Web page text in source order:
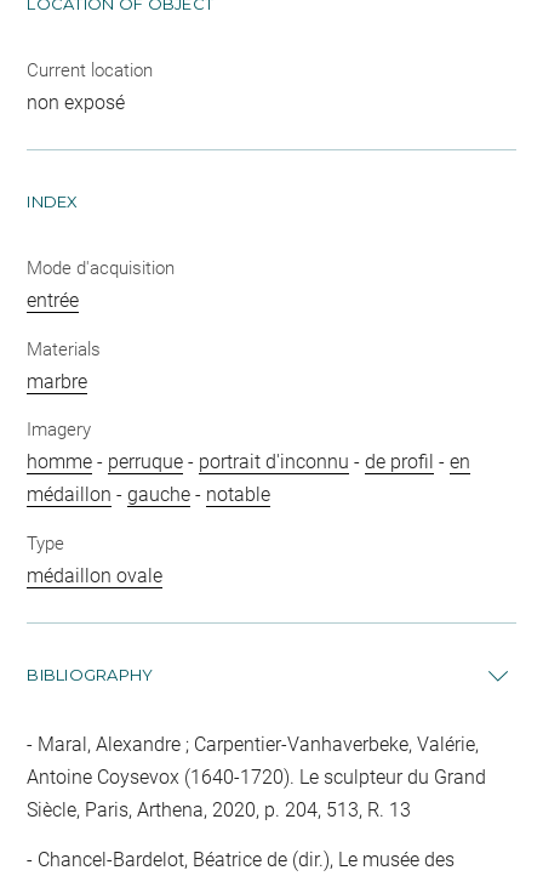
Current location
non exposé
INDEX
Mode d'acquisition
entrée
Materials
marbre
Imagery
homme - perruque - portrait d'inconnu -de profil -en
médaillon -gauche - notable
Type
médaillon ovale
BIBLIOGRAPHY
Maral, Alexandre ; Carpentier-Vanhaverbeke, Valérie,
Antoine Coysevox (1640-1720). Le sculpteur du Grand
Siècle, Paris, Arthena, 2020, p. 204, 513, R. 13
Chancel-Bardelot, Béatrice de (dir.), Le musée des